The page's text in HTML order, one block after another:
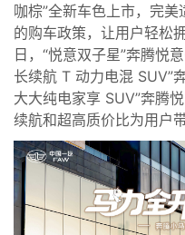
咖棕”全新车色上市，完
的购车政策，让用户轻松
日，“悦意双子星”奔腾悦
长续航 T 动力电混 SUV”
大大纯电家享 SUV”奔腾
续航和超高质价比为用户